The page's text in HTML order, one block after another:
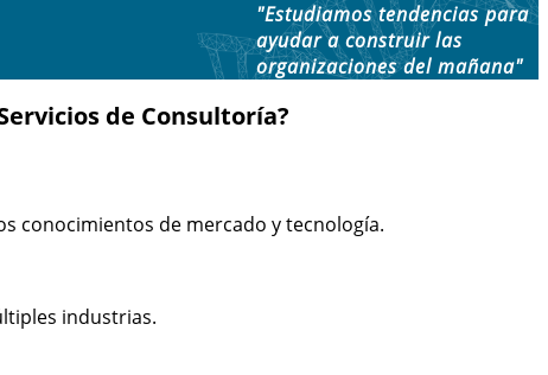
"Estudiamos tendencias para
ayudar a construir las
organizaciones del mañana"
de Consultoría?
conocimientos de mercado y tecnología.
industrias.